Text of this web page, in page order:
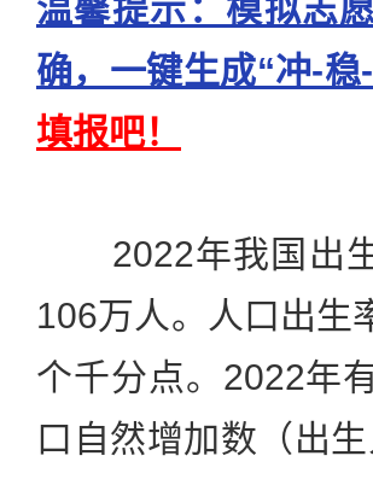
温馨提示：模拟志
确，一键生成“冲-稳-
填报吧！
2022年我国出生
106万人。人口出
个千分点。2022年
口自然增加数（出